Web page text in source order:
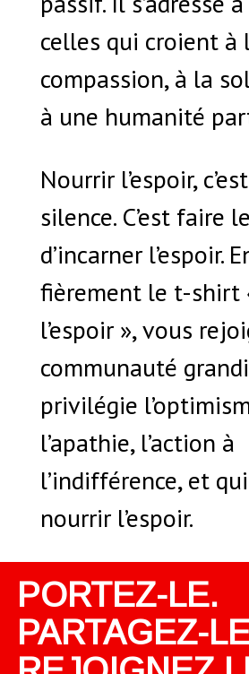
celles qui croient à
compassion, à la
à une humanité
Nourrir l’espoir,
silence. C’est faire
d’incarner l’espoir.
fièrement le t-shirt
l’espoir », vous
communauté
privilégie
l’apathie, l’action à
l’indifférence, et
nourrir l’espoir.
PORTEZ-LE.
PARTAGEZ-